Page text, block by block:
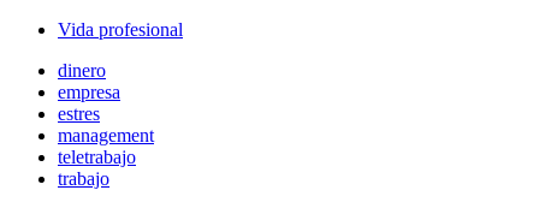
Vida profesional
dinero
empresa
estres
management
teletrabajo
trabajo